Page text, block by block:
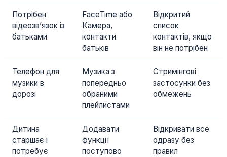
Потрібен
відеозв’язок із
батьками
FaceTime або
Камера,
контакти
батьків
Відкритий
список
контактів, якщо
він не потрібен
Телефон для
музики в
дорозі
Музика з
попередньо
обраними
плейлистами
Стримінгові
застосунки без
обмежень
Дитина
старшає і
потребує
Додавати
функції
поступово
Відкривати все
одразу без
правил